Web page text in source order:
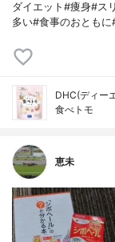
ダイエット#痩身#ス
多い#食事のおとも
DHC(ディー
食べトモ
恵未